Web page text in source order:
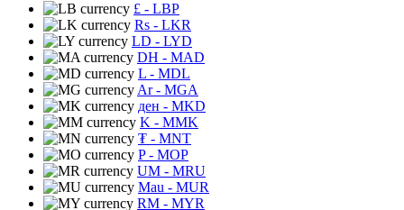
£ - LBP
Rs - LKR
LD - LYD
DH - MAD
L - MDL
Ar- MGA
ден - MKD
K - MMK
₮ - MNT
P- MOP
UM - MRU
Mau - MUR
RM - MYR